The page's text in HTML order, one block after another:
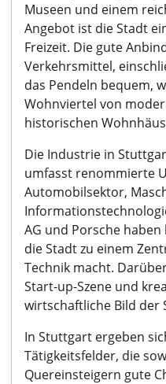
Museen und einem
Angebot ist die Stadt
Freizeit. Die gute
Verkehrsmittel,
das Pendeln bequem,
Wohnviertel von
historischen
Die Industrie in
umfasst renommierte
Automobilsektor,
AG und Porsche
die Stadt zu einem
Technik macht.
Start-up-Szene und
wirtschaftliche Bild der
In Stuttgart ergeben
Tätigkeitsfelder, die
Quereinsteigern gute